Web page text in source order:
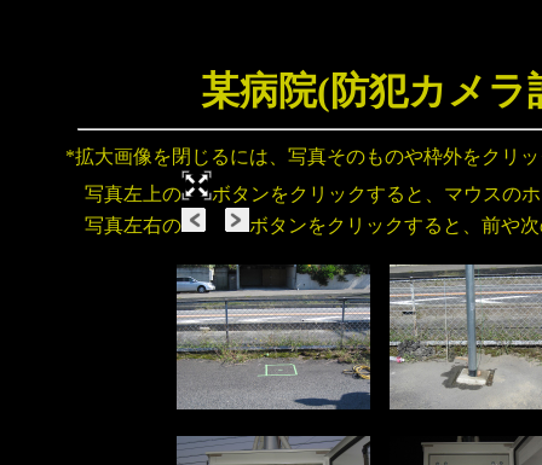
某病院(防犯カメ
*拡大画像を閉じるには、写真そのものや枠外をクリ
写真左上の
ボタンをクリックすると、マウスの
写真左右の
ボタンをクリックすると、前や